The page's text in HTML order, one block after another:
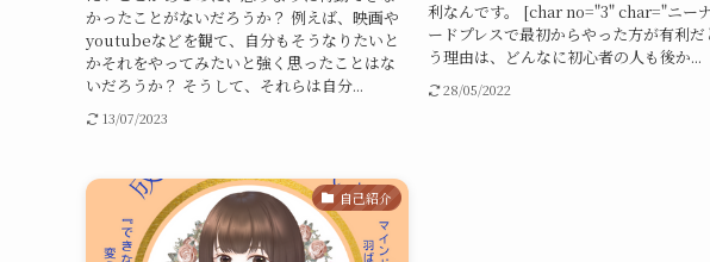
かったことがないだろうか？ 例えば、映画や
youtubeなどを観て、自分もそうなりたいと
かそれをやってみたいと強く思ったことはな
いだろうか？ そうして、それらは自分...
13/07/2023
利なんです。 [char no="3" char="ニー
ードプレスで最初からやった方が有利だ
う理由は、どんなに初心者の人も後か...
28/05/2022
自己紹介